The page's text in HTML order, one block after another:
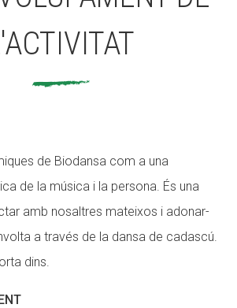
de Biodansa com a una
de la música i la persona. És una
amb nosaltres mateixos i adonar-
a través de la dansa de cadascú.
dins.